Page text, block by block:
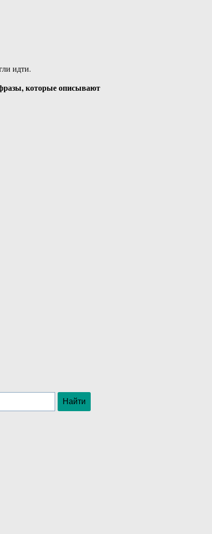
идти.
которые описывают